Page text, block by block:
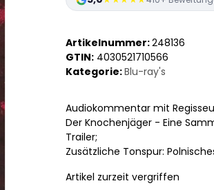
Artikelnummer:248136
GTIN: 4030521710566
Kategorie:Blu-ray's
Audiokommentar mit
Der Knochenjäger - Eine
Trailer;
Zusätzliche Tonspur:
Artikel zurzeit vergriffen